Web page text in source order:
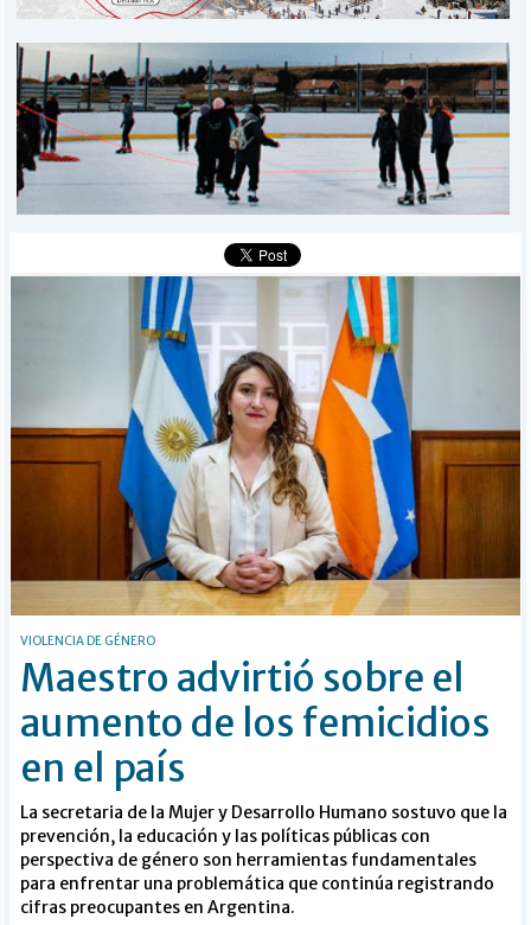
DEPORTES
POLICIALES
I-DIARIO
MÁS
BÚSQUEDA
VIOLENCIA DE GÉNERO
Maestro advirtió sobre el
aumento de los femicidios
en el país
La secretaria de la Mujer y Desarrollo Humano sostuvo que la
prevención, la educación y las políticas públicas con
perspectiva de género son herramientas fundamentales
para enfrentar una problemática que continúa registrando
cifras preocupantes en Argentina.